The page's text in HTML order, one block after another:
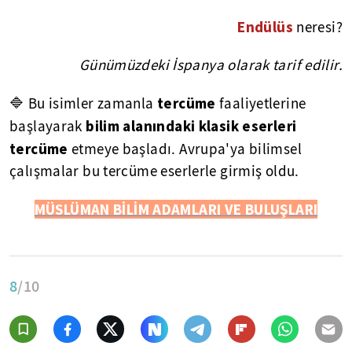
Endülüs neresi?
Günümüzdeki İspanya olarak tarif edilir.
🔷 Bu isimler zamanla tercümefaaliyetlerine
başlayarak bilim alanındaki klasik eserleri
tercüme etmeye başladı. Avrupa'ya bilimsel
çalışmalar bu tercüme eserlerle girmiş oldu.
MÜSLÜMAN BİLİM ADAMLARI VE BULUŞLARI
8/10